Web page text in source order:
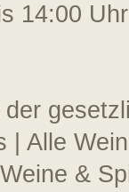
14:00
| Alle
&